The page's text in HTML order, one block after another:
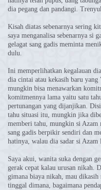
dia pegang dan pandangi.
Kisah diatas sebenarnya sering
saya menganalisa sebenarnya si
gelagat sang gadis meminta
dulu.
Ini memperlihatkan kegalauan
dia cintai atau kekasih baru
mungkin bisa menawarkan
komitmennya lama yaitu satu
pertunangan yang dijanjikan.
tahu situasi itu, mungkin jika
memberi tahu, mungkin si Azam
sang gadis berpikir sendiri dan
hatinya, walau dia sadar si
Saya akui, wanita suka dengan
gerak cepat kalau urusan
gimana biaya nikah, mau
tinggal dimana, bagaimana